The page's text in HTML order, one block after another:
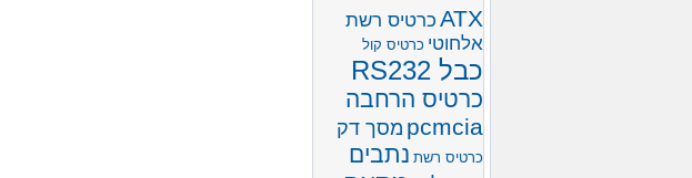
ATX כרטיס רשת
אלחוטי כרטיס קול
כבל RS232
כרטיס הרחבה
pcmcia מסך דק
כרטיס רשת נתבים